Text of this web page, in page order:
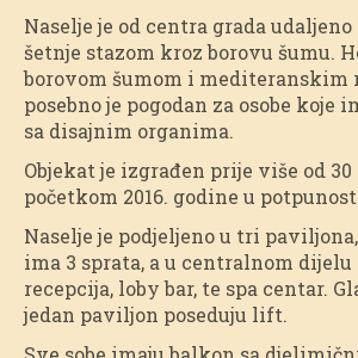
Naselje je od centra grada
šetnje stazom kroz borovu šumu.
borovom šumom i mediteranskim
posebno je pogodan za osobe koje
sa disajnim organima.
Objekat je izgrađen prije više od
početkom 2016. godine u
Naselje je podjeljeno u tri
ima 3 sprata, a u centralnom dijelu
recepcija, loby bar, te spa centar.
jedan paviljon poseduju lift.